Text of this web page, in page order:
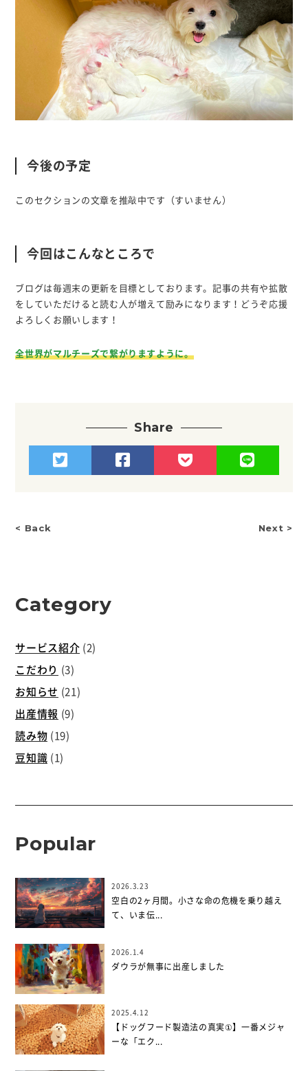
今後の予定
このセクションの文章を推敲中です（すいません）
今回はこんなところで
ブログは毎週末の更新を目標としております。記事の共有や拡散
をしていただけると読む人が増えて励みになります！どうぞ応援
よろしくお願いします！
全世界がマルチーズで繋がりますように。
Share
< Back Next >
Category
サービス紹介 (2)
こだわり (3)
お知らせ (21)
出産情報 (9)
読み物 (19)
豆知識 (1)
Popular
2026.3.23
空白の2ヶ月間。小さな命の危機を乗り越え
て、いま伝...
2026.1.4
ダウラが無事に出産しました
2025.4.12
【ドッグフード製造法の真実①】一番メジャ
ーな「エク...